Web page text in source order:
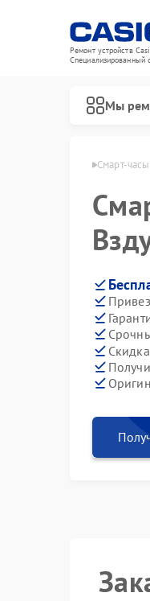
Ремонт устройств
Специализированный
Мы
Casio в Ижевске Смарт-